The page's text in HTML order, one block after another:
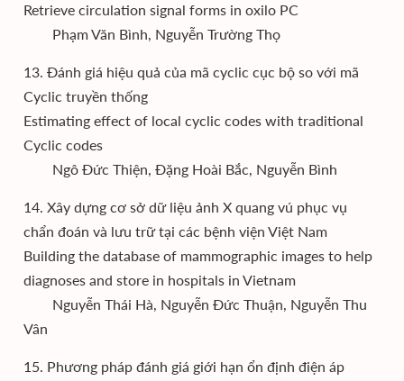
Retrieve circulation signal forms in oxilo PC
Phạm Văn Bình, Nguyễn Trường Thọ
13. Đánh giá hiệu quả của mã cyclic cục bộ so với mã
Cyclic truyền thống
Estimating effect of local cyclic codes with traditional
Cyclic codes
Ngô Đức Thiện, Đặng Hoài Bắc, Nguyễn Bình
14. Xây dựng cơ sở dữ liệu ảnh X quang vú phục vụ
chẩn đoán và lưu trữ tại các bệnh viện Việt Nam
Building the database of mammographic images to help
diagnoses and store in hospitals in Vietnam
Nguyễn Thái Hà, Nguyễn Đức Thuận, Nguyễn Thu
Vân
15. Phương pháp đánh giá giới hạn ổn định điện áp